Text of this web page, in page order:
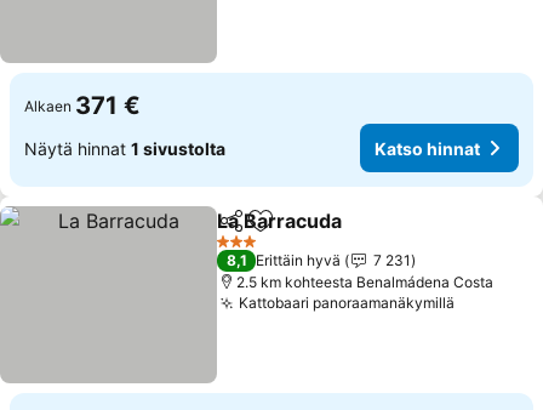
Alkaen 371 €
Näytä hinnat 1 sivustolta Katso hinnat
Jaa Lisää suosikkeihin
La Barracuda
3 Tähtiluokitus
8,1 Erittäin hyvä
7 231
2.5 km kohteesta Benalmádena Costa
Kattobaari panoraamanäkymillä